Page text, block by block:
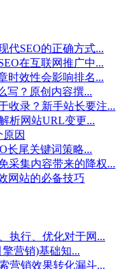
代SEO的正确方式...
在互联网推广中...
时效性会影响排名...
写？原创内容撰...
收录？新手站长要注...
析网站URL变更...
因
长尾关键词策略...
采集内容带来的降权...
网站的必备技巧
执行、优化对于网...
营销)基础知...
营销效果转化漏斗...